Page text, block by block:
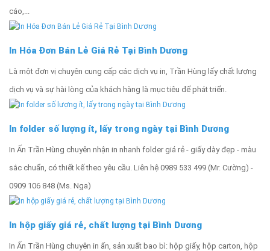
cáo,...
In Hóa Đơn Bán Lẻ Giá Rẻ Tại Bình Dương
Là một đơn vị chuyên cung cấp các dịch vụ in, Trần Hùng lấy chất lượng
dịch vụ và sự hài lòng của khách hàng là mục tiêu để phát triển.
In folder số lượng ít, lấy trong ngày tại Bình Dương
In Ấn Trần Hùng chuyên nhận in nhanh folder giá rẻ - giấy dày đẹp - màu
sắc chuẩn, có thiết kế theo yêu cầu. Liên hệ 0989 533 499 (Mr. Cường) -
0909 106 848 (Ms. Nga)
In hộp giấy giá rẻ, chất lượng tại Bình Dương
In Ấn Trần Hùng chuyên in ấn, sản xuất bao bì: hộp giấy, hộp carton, hộp